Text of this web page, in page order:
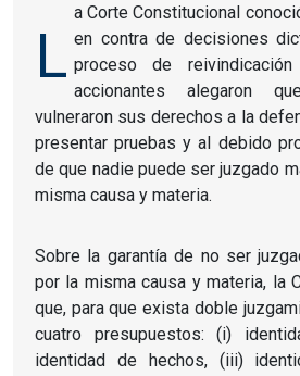
L
a Corte Constitucional
en contra de decisiones
proceso de
accionantes alegaron
vulneraron sus derechos a la
presentar pruebas y al debido
de que nadie puede ser juzgado
misma causa y materia.
Sobre la garantía de no ser
por la misma causa y materia, la
que, para que exista doble
cuatro presupuestos: (i)
identidad de hechos, (iii)